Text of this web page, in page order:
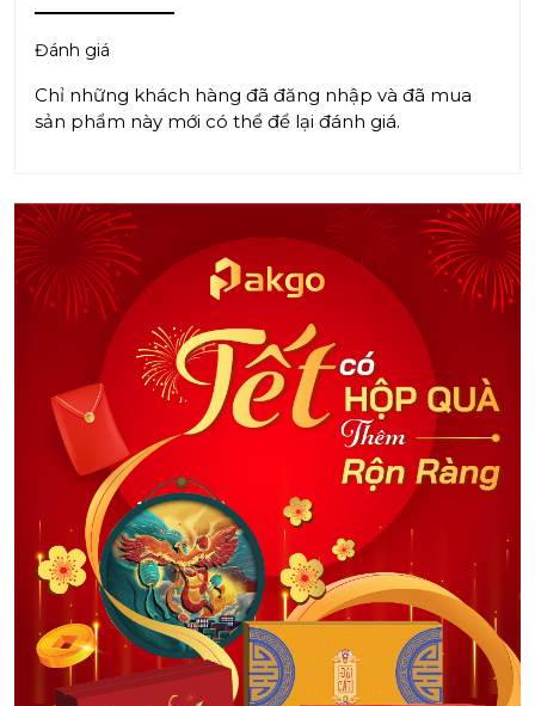
Đánh giá
Chỉ những khách hàng đã đăng nhập và đã mua
sản phẩm này mới có thể để lại đánh giá.